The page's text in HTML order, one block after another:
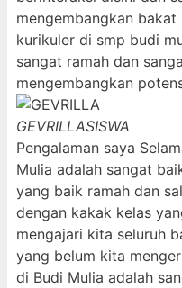
mengembangkan
kurikuler di smp budi
sangat ramah dan
mengembangkan
GEVRILLASISWA
Pengalaman saya
Mulia adalah sangat
yang baik ramah dan
dengan kakak kelas
mengajari kita seluruh
yang belum kita
di Budi Mulia adalah